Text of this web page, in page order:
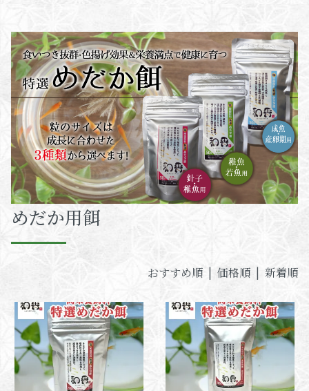
めだか用餌
おすすめ順 | 価格順| 新着順